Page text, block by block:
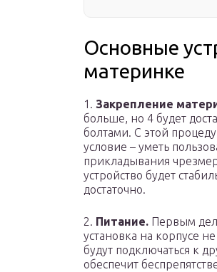
Основные
материнке
1. Закрепление
больше, но 4 будет
болтами. С этой
условие – уметь
прикладывания
устройство будет
достаточно.
2. Питание. Первым
установка на корпусе
будут подключаться к
обеспечит